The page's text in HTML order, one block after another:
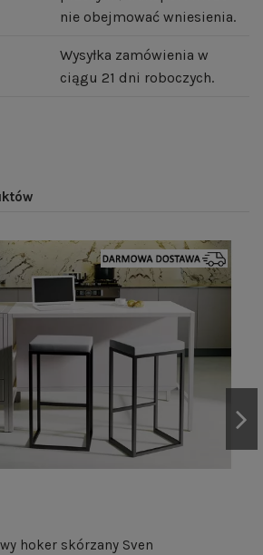
nie obejmować wniesienia.
Wysyłka zamówienia w
ciągu 21 dni roboczych.
hoker skórzany Sven